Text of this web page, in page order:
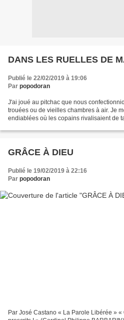
DANS LES RUELLES DE
Publié le 22/02/2019 à 19:06
Par popodoran
J'ai joué au pitchac que nous
trouées ou de vieilles chambres à air. Je
endiablées où les copains rivalisaient de
GRÂCE À DIEU
Publié le 19/02/2019 à 22:16
Par popodoran
Par José Castano « La Parole Libérée »